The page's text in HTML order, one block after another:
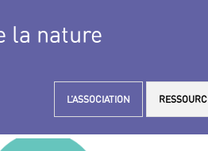
la nature
L’ASSOCIATION